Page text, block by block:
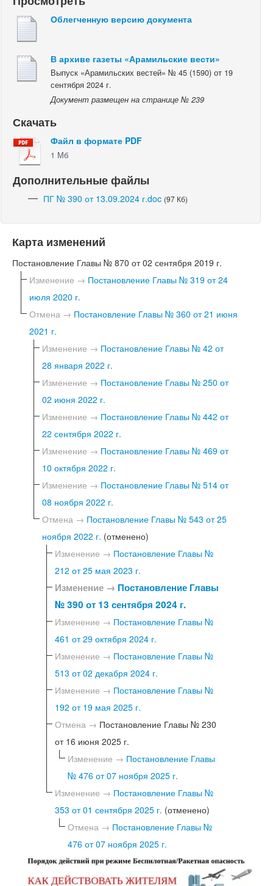
Облегченную версию документа
В архиве газеты «Арамильские вести»
Выпуск «Арамильских вестей» № 45 (1590) от 19
сентября 2024 г.
Документ размещен на странице № 239
Скачать
Файл в формате PDF
1 Мб
Дополнительные файлы
ПГ № 390 от 13.09.2024 г.doc (97 Кб)
Карта изменений
Постановление Главы № 870 от 02 сентября 2019 г.
Изменение → Постановление Главы № 319 от 24
июля 2020 г.
Отмена → Постановление Главы № 360 от 21 июня
2021 г.
Изменение → Постановление Главы № 42 от
28 января 2022 г.
Изменение → Постановление Главы № 250 от
02 июня 2022 г.
Изменение → Постановление Главы № 442 от
22 сентября 2022 г.
Изменение → Постановление Главы № 469 от
10 октября 2022 г.
Изменение → Постановление Главы № 514 от
08 ноября 2022 г.
Отмена → Постановление Главы № 543 от 25
ноября 2022 г. (отменено)
Изменение → Постановление Главы №
212 от 25 мая 2023 г.
Изменение → Постановление Главы
№ 390 от 13 сентября 2024 г.
Изменение → Постановление Главы №
461 от 29 октября 2024 г.
Изменение → Постановление Главы №
513 от 02 декабря 2024 г.
Изменение → Постановление Главы №
192 от 19 мая 2025 г.
Отмена → Постановление Главы № 230
от 16 июня 2025 г.
Изменение → Постановление Главы
№ 476 от 07 ноября 2025 г.
Изменение → Постановление Главы №
353 от 01 сентября 2025 г. (отменено)
Отмена → Постановление Главы №
476 от 07 ноября 2025 г.